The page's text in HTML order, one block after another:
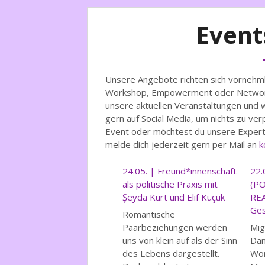
Unsere Angebote richten sich
Workshop, Empowerment oder
unsere aktuellen Veranstaltungen und
gern auf Social Media, um nichts zu
Event oder möchtest du unsere
melde dich jederzeit gern per Mail an
24.05. | Freund*innenschaft
als politische Praxis mit
Şeyda Kurt und Elif Küçük
Romantische
Paarbeziehungen werden
uns von klein auf als der Sinn
des Lebens dargestellt.